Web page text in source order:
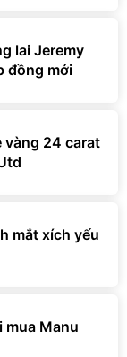
lai Jeremy
đồng mới
vàng 24 carat
mắt xích yếu
mua Manu